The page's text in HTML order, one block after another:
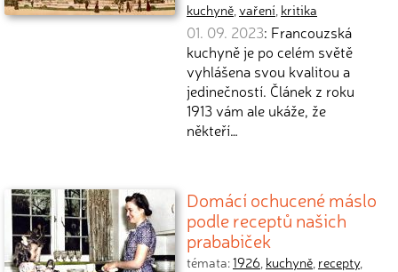
kuchyně,vaření, kritika
01. 09. 2023: Francouzská
kuchyně je po celém světě
vyhlášena svou kvalitou a
jedinečností. Článek z roku
1913 vám ale ukáže, že
někteří…
Domácí ochucené máslo
podle receptů našich
prababiček
témata:1926, kuchyně, recepty,